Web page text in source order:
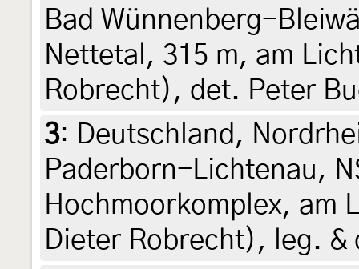
Bad Wünnenberg-
Nettetal, 315 m, am
Robrecht), det. Peter
3: Deutschland,
Paderborn-Lichtenau,
Hochmoorkomplex, am
Dieter Robrecht), leg.